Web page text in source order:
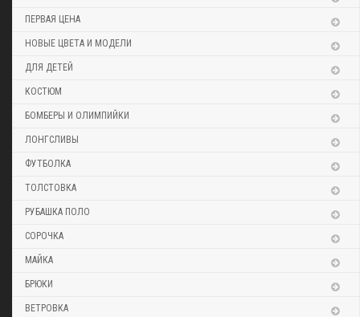
ПЕРВАЯ ЦЕНА
НОВЫЕ ЦВЕТА И МОДЕЛИ
ДЛЯ ДЕТЕЙ
КОСТЮМ
БОМБЕРЫ И ОЛИМПИЙКИ
ЛОНГСЛИВЫ
ФУТБОЛКА
ТОЛСТОВКА
РУБАШКА ПОЛО
СОРОЧКА
МАЙКА
БРЮКИ
ВЕТРОВКА